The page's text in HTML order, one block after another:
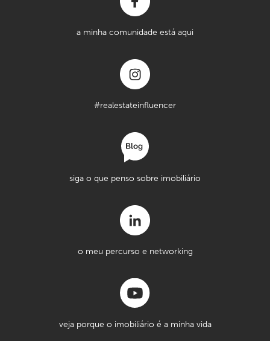
a minha comunidade está aqui
#realestateinfluencer
siga o que penso sobre imobiliário
o meu percurso e networking
veja porque o imobiliário é a minha vida